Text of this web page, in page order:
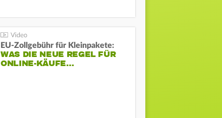
EU-Zollgebühr für Kleinpakete:
WAS DIE NEUE REGEL FÜR
ONLINE-KÄUFE…